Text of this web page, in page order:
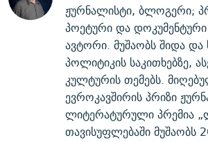
ჟურნალისტი, ბლოგერი;
პოეტური და
ავტორი. მუშაობს შიდა და
პოლიტიკის საკითხებზე,
კულტურის თემებს.
ევროკავშირის პრიზი
ლიტერატურული პრემია
თავისუფლებაში მუშაობს